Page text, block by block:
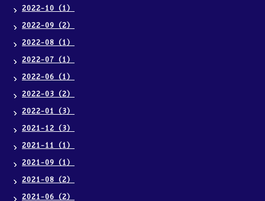
2022-10（1）
2022-09（2）
2022-08（1）
2022-07（1）
2022-06（1）
2022-03（2）
2022-01（3）
2021-12（3）
2021-11（1）
2021-09（1）
2021-08（2）
2021-06（2）